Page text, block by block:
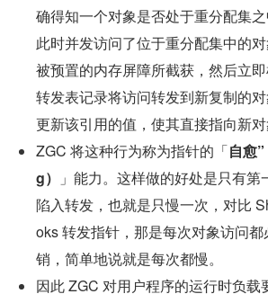
确得知一个对象是否处于重分配集
此时并发访问了位于重分配集中的
被预置的内存屏障所截获，然后立
转发表记录将访问转发到新复制的
更新该引用的值，使其直接指向新对
ZGC 将这种行为称为指针的「自愈
g）
」能力。这样做的好处是只有
陷入转发，也就是只慢一次，对比
oks 转发指针，那是每次对象访问
销，简单地说就是每次都慢。
因此 ZGC 对用户程序的运行时负载